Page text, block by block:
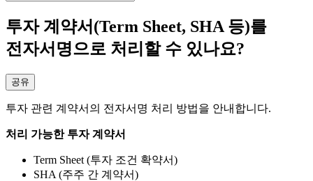
투자 계약서(Term Sheet, SHA 등)를
전자서명으로 처리할 수 있나요?
공유
투자 관련 계약서의 전자서명 처리 방법을 안내합니다.
처리 가능한 투자 계약서
Term Sheet (투자 조건 확약서)
SHA (주주 간 계약서)